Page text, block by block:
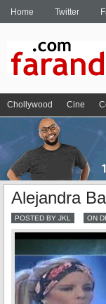
Home Twitter
Chollywood Cine
Alejandra
POSTED BY JKL ON